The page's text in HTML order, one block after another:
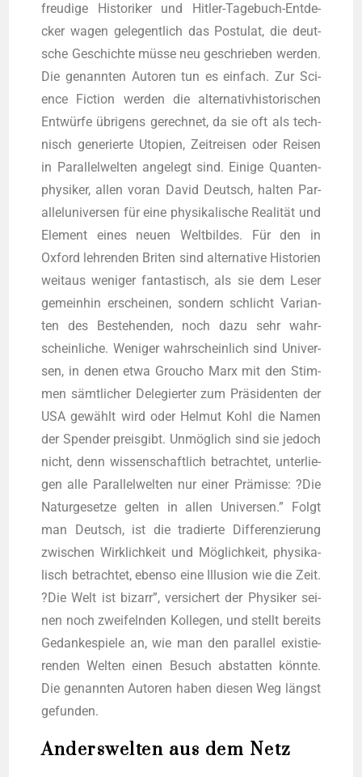
freu­di­ge His­to­ri­ker und Hit­ler-Tage­buch-Ent­de­
cker wagen gele­gent­lich das Pos­tu­lat, die deut­
sche Geschich­te müs­se neu geschrie­ben wer­den.
Die genann­ten Autoren tun es ein­fach. Zur Sci­
ence Fic­tion wer­den die alter­na­tiv­his­to­ri­schen
Ent­wür­fe übri­gens gerech­net, da sie oft als tech­
nisch gene­rier­te Uto­pien, Zeit­rei­sen oder Rei­sen
in Par­al­lel­wel­ten ange­legt sind. Eini­ge Quan­ten­
phy­si­ker, allen vor­an David Deutsch, hal­ten Par­
al­lel­uni­ver­sen für eine phy­si­ka­li­sche Rea­li­tät und
Ele­ment eines neu­en Welt­bil­des. Für den in
Oxford leh­ren­den Bri­ten sind alter­na­ti­ve His­to­ri­en
weit­aus weni­ger fan­tas­tisch, als sie dem Leser
gemein­hin erschei­nen, son­dern schlicht Vari­an­
ten des Bestehen­den, noch dazu sehr wahr­
schein­li­che. Weni­ger wahr­schein­lich sind Uni­ver­
sen, in denen etwa Grou­cho Marx mit den Stim­
men sämt­li­cher Dele­gier­ter zum Prä­si­den­ten der
USA gewählt wird oder Hel­mut Kohl die Namen
der Spen­der preis­gibt. Unmög­lich sind sie jedoch
nicht, denn wis­sen­schaft­lich betrach­tet, unter­lie­
gen alle Par­al­lel­wel­ten nur einer Prä­mis­se: ?Die
Natur­ge­set­ze gel­ten in allen Uni­ver­sen.” Folgt
man Deutsch, ist die tra­dier­te Dif­fe­ren­zie­rung
zwi­schen Wirk­lich­keit und Mög­lich­keit, phy­si­ka­
lisch betrach­tet, eben­so eine Illu­si­on wie die Zeit.
?Die Welt ist bizarr”, ver­si­chert der Phy­si­ker sei­
nen noch zwei­feln­den Kol­le­gen, und stellt bereits
Gedan­ke­spie­le an, wie man den par­al­lel exis­tie­
ren­den Wel­ten einen Besuch abstat­ten könn­te.
Die genann­ten Autoren haben die­sen Weg längst
gefunden.
Anderswelten aus dem Netz